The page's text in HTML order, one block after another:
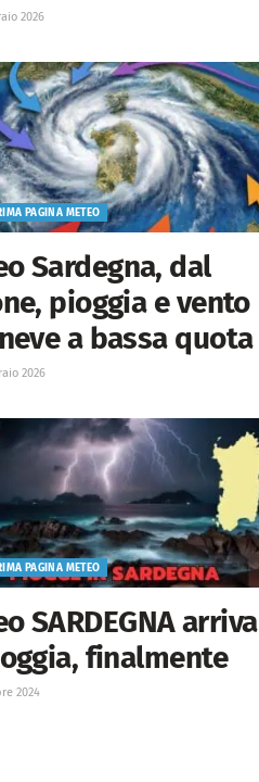
2026
PAGINA METEO
Sardegna, dal
pioggia e vento
a bassa quota
2026
PAGINA METEO
SARDEGNA arriva
finalmente
2024